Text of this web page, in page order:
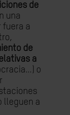
de
una
fuera a
de
a
o
lleguen a